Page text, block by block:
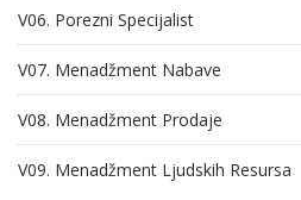
V06. Porezni Specijalist
V07. Menadžment Nabave
V08. Menadžment Prodaje
V09. Menadžment Ljudskih Resursa